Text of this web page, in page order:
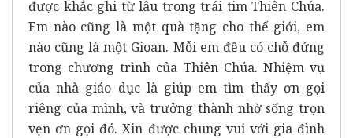
được khắc ghi từ lâu trong trái tim Thiên Chúa.
Em nào cũng là một quà tặng cho thế giới, em
nào cũng là một Gioan. Mỗi em đều có chỗ đứng
trong chương trình của Thiên Chúa. Nhiệm vụ
của nhà giáo dục là giúp em tìm thấy ơn gọi
riêng của mình, và trưởng thành nhờ sống trọn
vẹn ơn gọi đó. Xin được chung vui với gia đình